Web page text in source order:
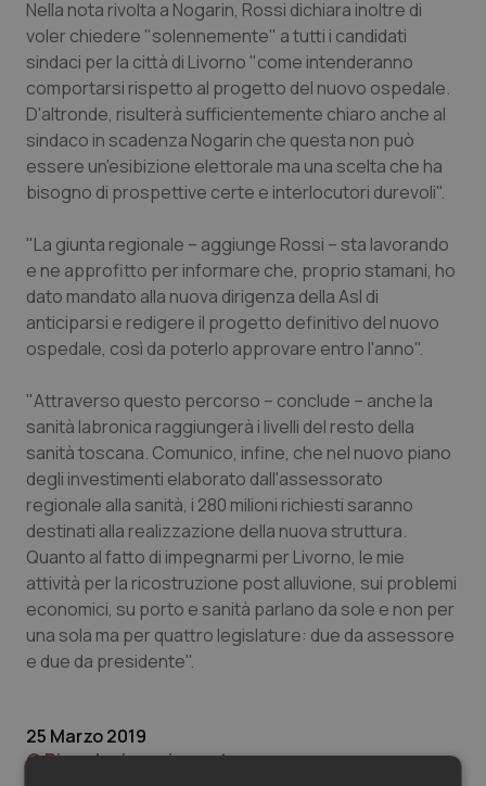
Puglia
Sardegna
Sicilia
Toscana
Umbria
Valle D’Aosta
Veneto
Malattie rare
Malattia di Crohn & Rettocolite Ulcerosa
Neuroscienze & patologie neurodegenerative
Obesità
Oftalmologia
Oncodermatologia
Oncoematologia
Oncologia & Nutrizione
Psoriasi & pelle
Quotidiano Cardiologia
Quotidiano Chirurgia
Quotidiano Oncologia
Rene & patologie urogenitali
Nella nota rivolta a Nogarin, Rossi dichiara inoltre di
voler chiedere "solennemente" a tutti i candidati
sindaci per la città di Livorno "come intenderanno
comportarsi rispetto al progetto del nuovo ospedale.
D'altronde, risulterà sufficientemente chiaro anche al
sindaco in scadenza Nogarin che questa non può
essere un'esibizione elettorale ma una scelta che ha
bisogno di prospettive certe e interlocutori durevoli".
"La giunta regionale – aggiunge Rossi – sta lavorando
e ne approfitto per informare che, proprio stamani, ho
dato mandato alla nuova dirigenza della Asl di
anticiparsi e redigere il progetto definitivo del nuovo
ospedale, così da poterlo approvare entro l'anno".
"Attraverso questo percorso – conclude – anche la
sanità labronica raggiungerà i livelli del resto della
sanità toscana. Comunico, infine, che nel nuovo piano
degli investimenti elaborato dall'assessorato
regionale alla sanità, i 280 milioni richiesti saranno
destinati alla realizzazione della nuova struttura.
Quanto al fatto di impegnarmi per Livorno, le mie
attività per la ricostruzione post alluvione, sui problemi
economici, su porto e sanità parlano da sole e non per
una sola ma per quattro legislature: due da assessore
e due da presidente".
25 Marzo 2019
© Riproduzione riservata